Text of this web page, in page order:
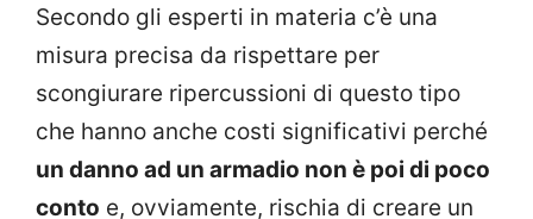
Secondo gli esperti in materia c’è una
misura precisa da rispettare per
scongiurare ripercussioni di questo tipo
che hanno anche costi significativi perché
un danno ad un armadio non è poi di poco
conto e, ovviamente, rischia di creare un